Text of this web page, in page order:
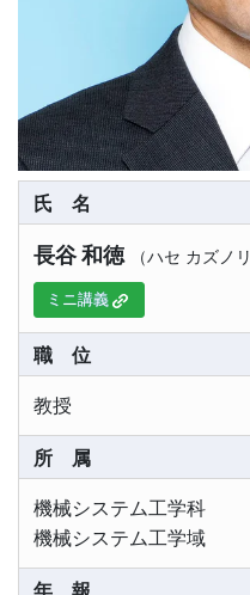
氏名
長谷 和徳 （ハセ カズノリ
ミニ講義
職位
教授
所属
機械システム工学科
機械システム工学域
年報